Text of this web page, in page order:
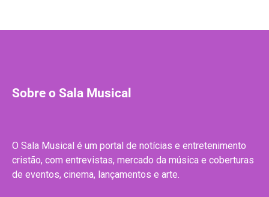
Sobre o Sala Musical
O Sala Musical é um portal de notícias e entretenimento
cristão, com entrevistas, mercado da música e coberturas
de eventos, cinema, lançamentos e arte.